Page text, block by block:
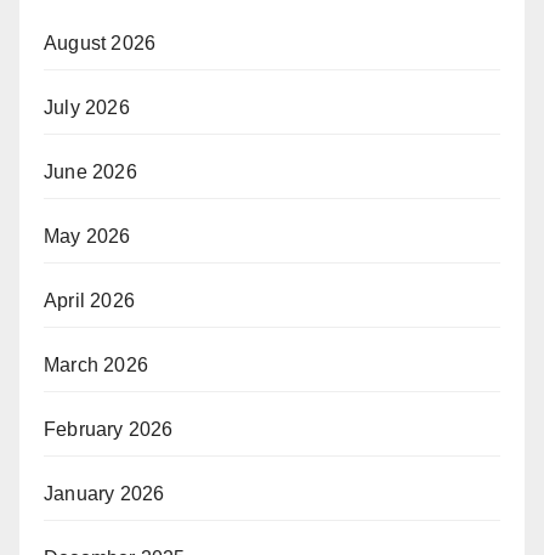
August 2026
July 2026
June 2026
May 2026
April 2026
March 2026
February 2026
January 2026